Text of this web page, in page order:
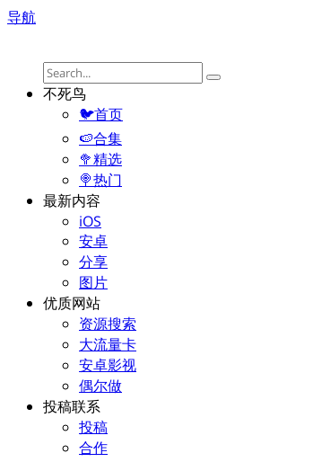
导航
不死鸟
🐦首页
🍉合集
🥦精选
🍭热门
最新内容
iOS
安卓
分享
图片
优质网站
资源搜索
大流量卡
安卓影视
偶尔做
投稿联系
投稿
合作